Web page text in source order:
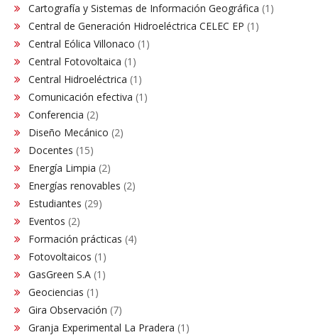
Cartografía y Sistemas de Información Geográfica (1)
Central de Generación Hidroeléctrica CELEC EP (1)
Central Eólica Villonaco (1)
Central Fotovoltaica (1)
Central Hidroeléctrica (1)
Comunicación efectiva (1)
Conferencia (2)
Diseño Mecánico (2)
Docentes (15)
Energía Limpia (2)
Energías renovables (2)
Estudiantes (29)
Eventos (2)
Formación prácticas (4)
Fotovoltaicos (1)
GasGreen S.A (1)
Geociencias (1)
Gira Observación (7)
Granja Experimental La Pradera (1)